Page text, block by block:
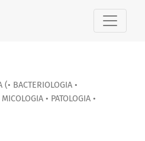
2 e outros vírus respiratórios
(• BACTERIOLOGIA •
• PATOLOGIA •